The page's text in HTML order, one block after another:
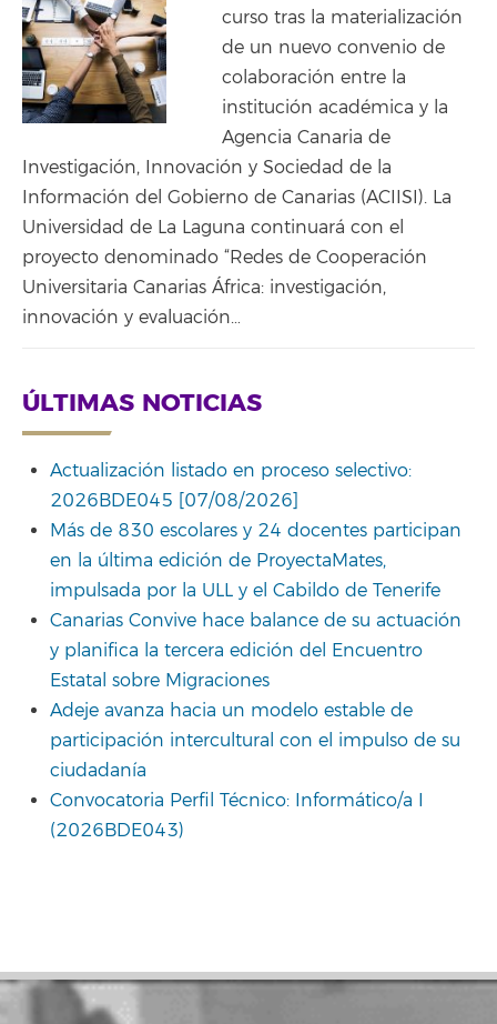
curso tras la materialización
de un nuevo convenio de
colaboración entre la
institución académica y la
Agencia Canaria de
Investigación, Innovación y Sociedad de la
Información del Gobierno de Canarias (ACIISI). La
Universidad de La Laguna continuará con el
proyecto denominado “Redes de Cooperación
Universitaria Canarias África: investigación,
innovación y evaluación…
ÚLTIMAS NOTICIAS
Actualización listado en proceso selectivo:
2026BDE045 [07/08/2026]
Más de 830 escolares y 24 docentes participan
en la última edición de ProyectaMates,
impulsada por la ULL y el Cabildo de Tenerife
Canarias Convive hace balance de su actuación
y planifica la tercera edición del Encuentro
Estatal sobre Migraciones
Adeje avanza hacia un modelo estable de
participación intercultural con el impulso de su
ciudadanía
Convocatoria Perfil Técnico: Informático/a I
(2026BDE043)